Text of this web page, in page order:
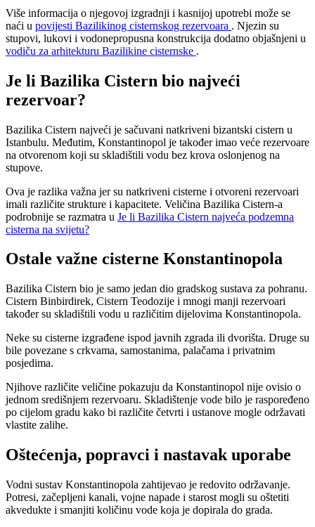
Više informacija o njegovoj izgradnji i kasnijoj upotrebi može se
naći u povijesti Bazilikinog cisternskog rezervoara . Njezin su
stupovi, lukovi i vodonepropusna konstrukcija dodatno objašnjeni u
vodiču za arhitekturu Bazilikine cisternske .
Je li Bazilika Cistern bio najveći
rezervoar?
Bazilika Cistern najveći je sačuvani natkriveni bizantski cistern u
Istanbulu. Međutim, Konstantinopol je također imao veće rezervoare
na otvorenom koji su skladištili vodu bez krova oslonjenog na
stupove.
Ova je razlika važna jer su natkriveni cisterne i otvoreni rezervoari
imali različite strukture i kapacitete. Veličina Bazilika Cistern-a
podrobnije se razmatra u Je li Bazilika Cistern najveća podzemna
cisterna na svijetu?
Ostale važne cisterne Konstantinopola
Bazilika Cistern bio je samo jedan dio gradskog sustava za pohranu.
Cistern Binbirdirek, Cistern Teodozije i mnogi manji rezervoari
također su skladištili vodu u različitim dijelovima Konstantinopola.
Neke su cisterne izgrađene ispod javnih zgrada ili dvorišta. Druge su
bile povezane s crkvama, samostanima, palačama i privatnim
posjedima.
Njihove različite veličine pokazuju da Konstantinopol nije ovisio o
jednom središnjem rezervoaru. Skladištenje vode bilo je raspoređeno
po cijelom gradu kako bi različite četvrti i ustanove mogle održavati
vlastite zalihe.
Oštećenja, popravci i nastavak uporabe
Vodni sustav Konstantinopola zahtijevao je redovito održavanje.
Potresi, začepljeni kanali, vojne napade i starost mogli su oštetiti
akvedukte i smanjiti količinu vode koja je dopirala do grada.